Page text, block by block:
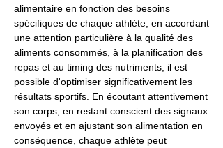
alimentaire en fonction des besoins
spécifiques de chaque athlète, en accordant
une attention particulière à la qualité des
aliments consommés, à la planification des
repas et au timing des nutriments, il est
possible d'optimiser significativement les
résultats sportifs. En écoutant attentivement
son corps, en restant conscient des signaux
envoyés et en ajustant son alimentation en
conséquence, chaque athlète peut